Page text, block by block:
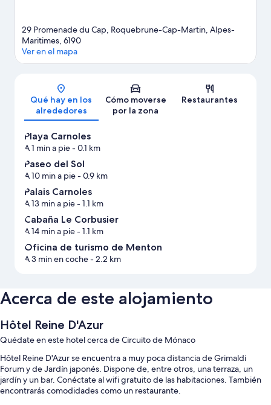
29 Promenade du Cap, Roquebrune-Cap-Martin, Alpes-
Maritimes, 6190
Ver en el mapa
Qué hay en los
alrededores
Cómo moverse
por la zona
Restaurantes
Playa Carnoles
A 1 min a pie- 0.1 km
Paseo del Sol
A 10 min a pie- 0.9 km
Palais Carnoles
A 13 min a pie- 1.1 km
Cabaña Le Corbusier
A 14 min a pie- 1.1 km
Oficina de turismo de Menton
A 3 min en coche- 2.2 km
Acerca de este alojamiento
Hôtel Reine D'Azur
Quédate en este hotel cerca de Circuito de Mónaco
Hôtel Reine D'Azur se encuentra a muy poca distancia de Grimaldi
Forum y de Jardín japonés. Dispone de, entre otros, una terraza, un
jardín y un bar. Conéctate al wifi gratuito de las habitaciones. También
encontrarás comodidades como un restaurante.